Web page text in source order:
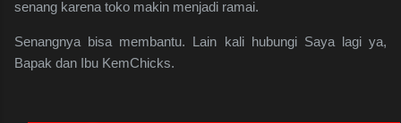
senang karena toko makin menjadi ramai.
Senangnya bisa membantu. Lain kali hubungi Saya lagi ya,
Bapak dan Ibu KemChicks.